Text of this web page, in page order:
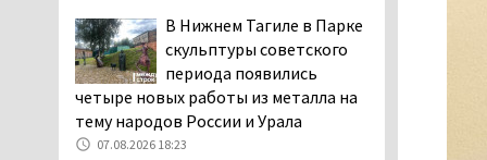
заявили, что их дочь в палате
покусала бельевая вошь
06.08.2026 13:02
В Нижнем Тагиле на три
дня запретят
электросамокаты
В Нижнем Тагиле в Парке
скульптуры советского
периода появились
четыре новых работы из металла на
тему народов России и Урала
07.08.2026 18:23